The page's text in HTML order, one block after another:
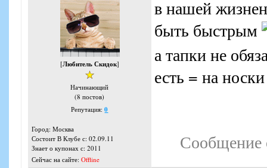
[Любитель Скидок]
Начинающий
(8 постов)
Репутация:0
Город: Москва
Состоит В Клубе с: 02.09.11
Знает о купонах с: 2011
Сейчас на сайте: Offline
в нашей
быть быстрым
а тапки не
есть = на
Сообщение